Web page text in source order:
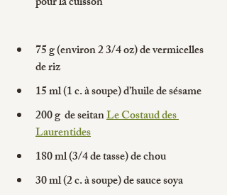
75 g (environ 2 3/4 oz) de vermicelles
de riz
15 ml (1 c. à soupe) d’huile de sésame
200 g  de seitan Le Costaud des
Laurentides
180 ml (3/4 de tasse) de chou
30 ml (2 c. à soupe) de sauce soya